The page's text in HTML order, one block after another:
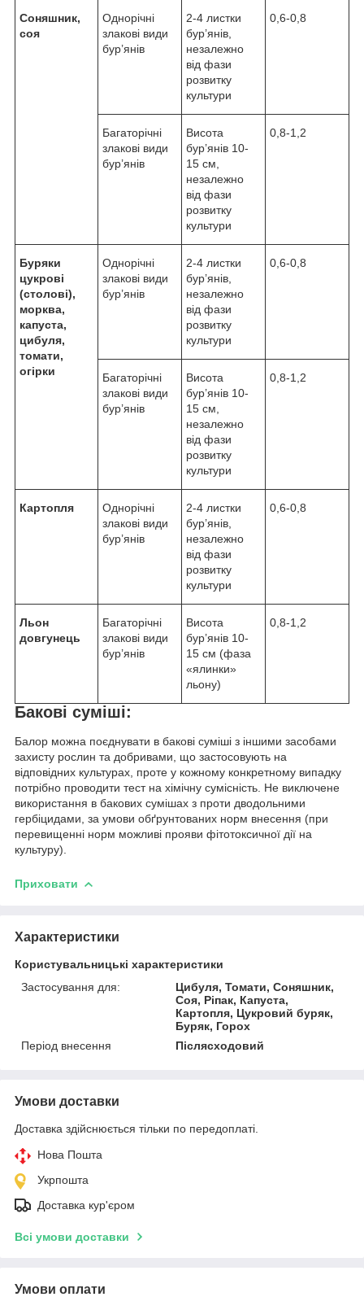
Соняшник,
соя
Однорічні
злакові види
бур’янів
2-4 листки
бур’янів,
незалежно
від фази
розвитку
культури
0,6-0,8
Багаторічні
злакові види
бур’янів
Висота
бур’янів 10-
15 см,
незалежно
від фази
розвитку
культури
0,8-1,2
Буряки
цукрові
(столові),
морква,
капуста,
цибуля,
томати,
огірки
Однорічні
злакові види
бур’янів
2-4 листки
бур’янів,
незалежно
від фази
розвитку
культури
0,6-0,8
Багаторічні
злакові види
бур’янів
Висота
бур’янів 10-
15 см,
незалежно
від фази
розвитку
культури
0,8-1,2
Картопля
Однорічні
злакові види
бур’янів
2-4 листки
бур’янів,
незалежно
від фази
розвитку
культури
0,6-0,8
Льон
довгунець
Багаторічні
злакові види
бур’янів
Висота
бур’янів 10-
15 см (фаза
«ялинки»
льону)
0,8-1,2
Бакові суміші:
Балор можна поєднувати в бакові суміші з іншими засобами
захисту рослин та добривами, що застосовують на
відповідних культурах, проте у кожному конкретному випадку
потрібно проводити тест на хімічну сумісність. Не виключене
використання в бакових сумішах з проти дводольними
гербіцидами, за умови обґрунтованих норм внесення (при
перевищенні норм можливі прояви фітотоксичної дії на
культуру).
Приховати
Характеристики
Користувальницькі характеристики
Застосування для:
Цибуля, Томати, Соняшник,
Соя, Ріпак, Капуста,
Картопля, Цукровий буряк,
Буряк, Горох
Період внесення
Післясходовий
Умови доставки
Доставка здійснюється тільки по передоплаті.
Нова Пошта
Укрпошта
Доставка кур'єром
Всі умови доставки
Умови оплати